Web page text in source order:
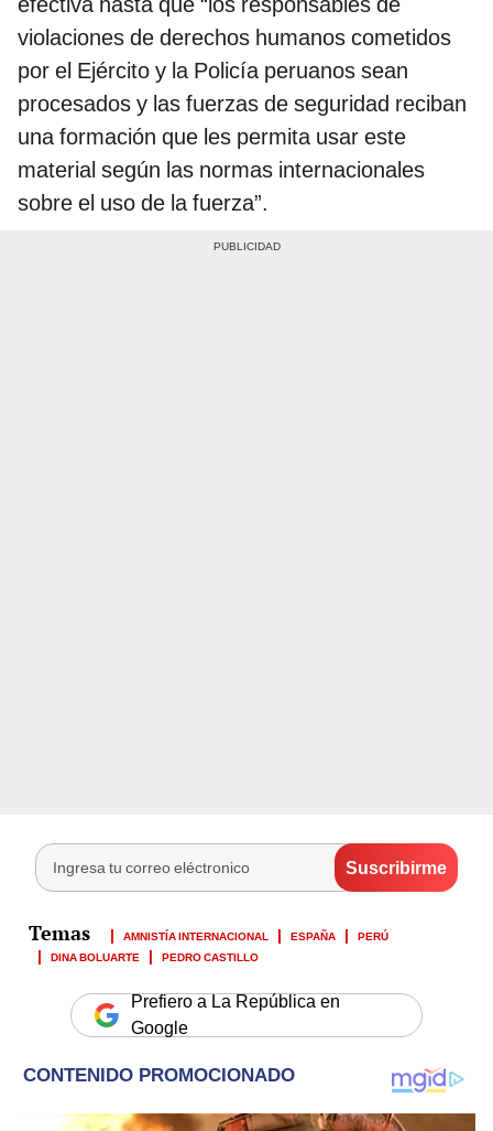
violaciones de derechos humanos cometidos
por el Ejército y la Policía peruanos sean
procesados y las fuerzas de seguridad reciban
una formación que les permita usar este
material según las normas internacionales
sobre el uso de la fuerza”.
AMNISTÍA INTERNACIONAL ESPAÑA
PERÚ
DINA BOLUARTE
PEDRO CASTILLO
Prefiero a La República en
Google